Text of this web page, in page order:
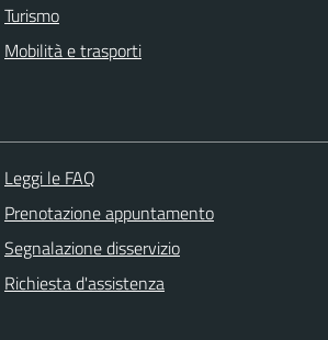
Turismo
Mobilità e trasporti
Leggi le FAQ
Prenotazione appuntamento
Segnalazione disservizio
Richiesta d'assistenza